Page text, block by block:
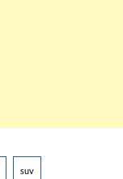
suv